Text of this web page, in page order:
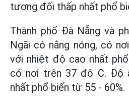
tương đối thấp nhất phổ
Thành phố Đà Nẵng và
Ngãi có nắng nóng, có
với nhiệt độ cao nhất
có nơi trên 37 độ C. Độ
nhất phổ biến từ 55 - 60%.